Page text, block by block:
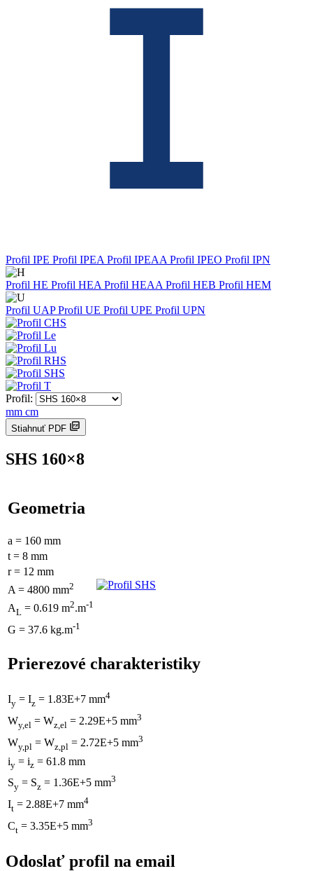
Profil IPE Profil IPEA Profil IPEAA Profil IPEO Profil IPN
Profil HE Profil HEA Profil HEAA Profil HEB Profil HEM
Profil UAPProfil UE Profil UPE Profil UPN
Profil:
mm cm
Stiahnuť PDF
SHS 160×8
Geometria
a = 160 mm
t = 8 mm
r = 12 mm
A = 4800 mm2
AL = 0.619 m2.m-1
G = 37.6 kg.m-1
Prierezové charakteristiky
Iy = Iz = 1.83E+7 mm4
Wy,el = Wz,el = 2.29E+5 mm3
Wy,pl = Wz,pl = 2.72E+5 mm3
iy = iz = 61.8 mm
Sy = Sz = 1.36E+5 mm3
It = 2.88E+7 mm4
Ct = 3.35E+5 mm3
Odoslať profil na email